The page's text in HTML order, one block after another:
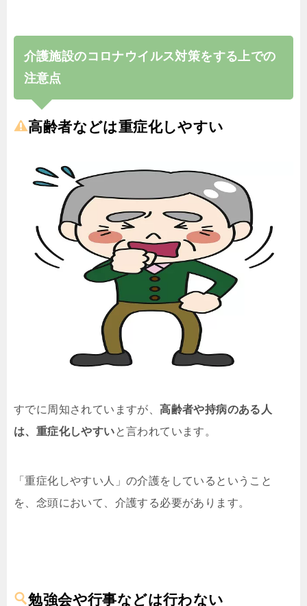
介護施設のコロナウイルス対策をする上での
注意点
高齢者などは重症化しやすい
すでに周知されていますが、高齢者や持病のある人
は、重症化しやすいと言われています。
「重症化しやすい人」の介護をしているということ
を、念頭において、介護する必要があります。
勉強会や行事などは行わない